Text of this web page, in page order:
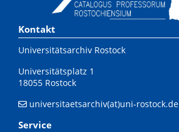
Kontakt
Universitätsarchiv Rostock
Universitätsplatz 1
18055 Rostock
universitaetsarchiv(at)uni-rostock.de
Service